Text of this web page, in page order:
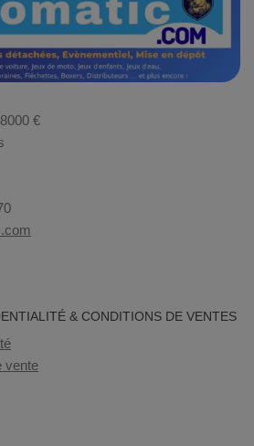
€
& CONDITIONS DE VENTES
vente